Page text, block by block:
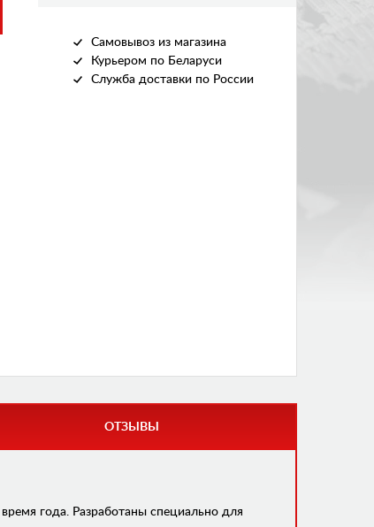
Самовывоз из магазина
Курьером по Беларуси
Служба доставки по России
ОТЗЫВЫ
года. Разработаны специально для